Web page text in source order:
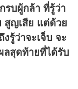
รบผู้กล้า ที่รู้ว่า
สูญเสีย แต่ด้วย
รู้ว่าจะเจ็บ จะ
ลสุดท้ายที่ได้รับ